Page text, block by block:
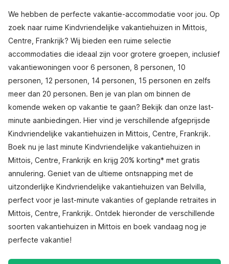
We hebben de perfecte vakantie-accommodatie voor jou. Op
zoek naar ruime Kindvriendelijke vakantiehuizen in Mittois,
Centre, Frankrijk? Wij bieden een ruime selectie
accommodaties die ideaal zijn voor grotere groepen, inclusief
vakantiewoningen voor 6 personen, 8 personen, 10
personen, 12 personen, 14 personen, 15 personen en zelfs
meer dan 20 personen. Ben je van plan om binnen de
komende weken op vakantie te gaan? Bekijk dan onze last-
minute aanbiedingen. Hier vind je verschillende afgeprijsde
Kindvriendelijke vakantiehuizen in Mittois, Centre, Frankrijk.
Boek nu je last minute Kindvriendelijke vakantiehuizen in
Mittois, Centre, Frankrijk en krijg 20% korting* met gratis
annulering. Geniet van de ultieme ontsnapping met de
uitzonderlijke Kindvriendelijke vakantiehuizen van Belvilla,
perfect voor je last-minute vakanties of geplande retraites in
Mittois, Centre, Frankrijk. Ontdek hieronder de verschillende
soorten vakantiehuizen in Mittois en boek vandaag nog je
perfecte vakantie!